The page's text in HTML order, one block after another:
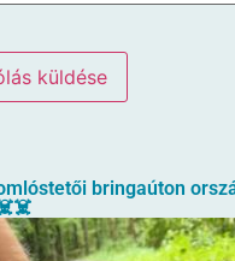
bringaúton